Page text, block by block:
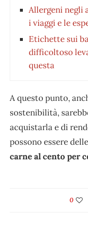
Allergeni negli
i viaggi e le
Etichette sui
difficoltoso
questa
A questo punto,
sostenibilità,
acquistarla e di
possono essere
carne al cento per
0